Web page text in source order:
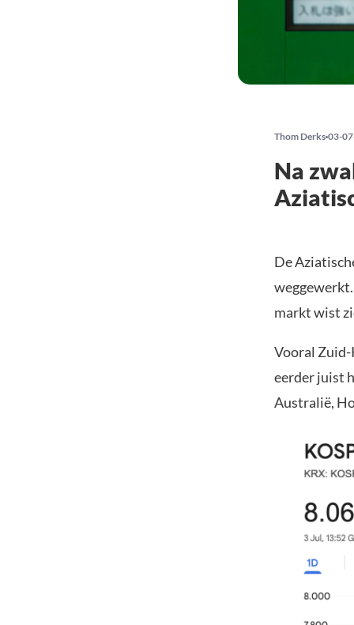
Thom Derks 03-
Na
De
markt wist
Vooral Zuid-
eerder juist
Australië,